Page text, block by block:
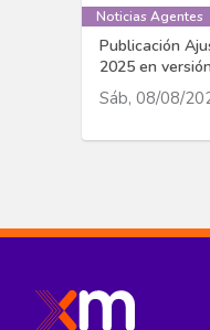
Noticias Agentes
Publicación
2025 en
Sáb, 08/08/